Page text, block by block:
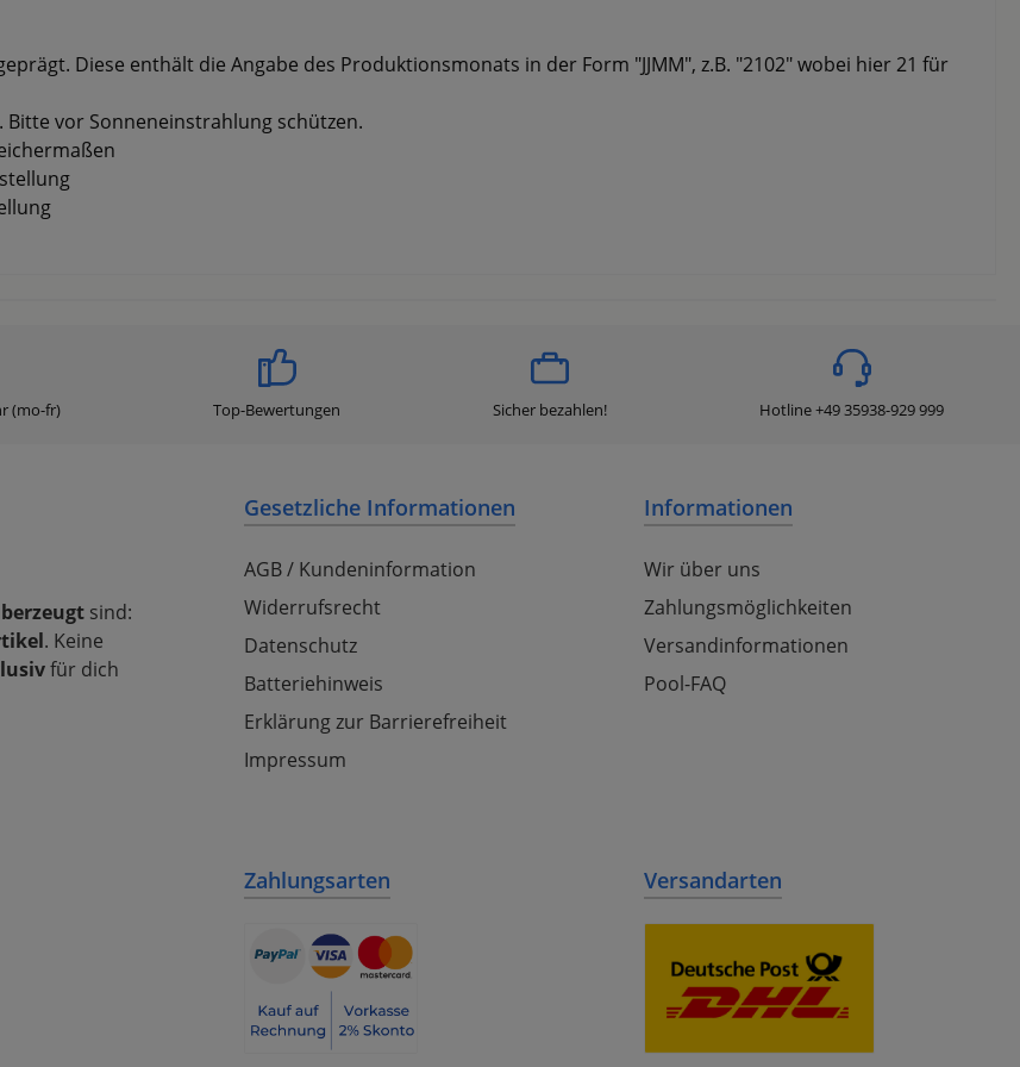
Diese enthält die Angabe des Produktionsmonats in der Form "JJMM", z.B. "2102" wobei hier 21 für
vor Sonneneinstrahlung schützen.
(mo-fr) Top-Bewertungen Sicher bezahlen! Hotline +49 35938-929 999
sind:
. Keine
für dich
Gesetzliche Informationen
AGB / Kundeninformation
Widerrufsrecht
Datenschutz
Batteriehinweis
Erklärung zur Barrierefreiheit
Impressum
Informationen
Wir über uns
Zahlungsmöglichkeiten
Versandinformationen
Pool-FAQ
Zahlungsarten Versandarten